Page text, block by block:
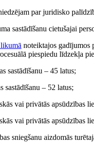
par juridisko
sastādīšanu cietušajai
noteiktajos gadījumos
piespiedu līdzekļa
sastādīšanu – 45 latus;
sastādīšanu – 52 latus;
vai privātās apsūdzības
vai privātās apsūdzības
sniegšanu aizdomās